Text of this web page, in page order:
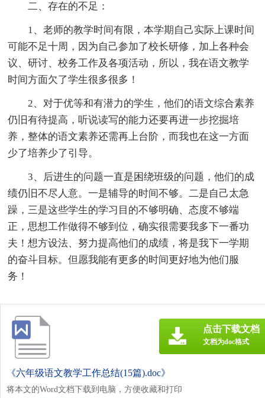
二、存在的不足：
1、老师的教学时间有限，本学期自己实际上课时间
可能不足十周，因为自己参加了校长研修，加上各种会
议、研讨、校务工作及各项活动，所以，我在语文教学
时间方面欠了学生很多很多！
2、对于优等和有潜力的学生，他们的语文综合素养
仍旧有待提高，听说读写的能力还要再进一步挖掘培
养，整体的语文素养还需再上台阶，而我也在这一方面
少了培养少了引导。
3、后进生的问题一直是困绕班级的问题，他们的成
绩仍旧不尽人意。一是辅导的时间不够。二是自己太急
躁，三是这些学生的学习目的不够明确、态度不够端
正，思想工作做得不够到位，确实很需要我多下一番功
夫！想方设法、努力提高他们的成绩，将是我下一学期
的奋斗目标。但愿我能有更多的时间更好地为他们服
务！
《六年级语文教学工作总结(15篇).doc》
将本文的Word文档下载到电脑，方便收藏和打印
点击下载文档
文档为doc格式